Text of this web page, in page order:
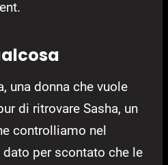
una donna che vuole
di ritrovare Sasha, un
controlliamo nel
per scontato che le